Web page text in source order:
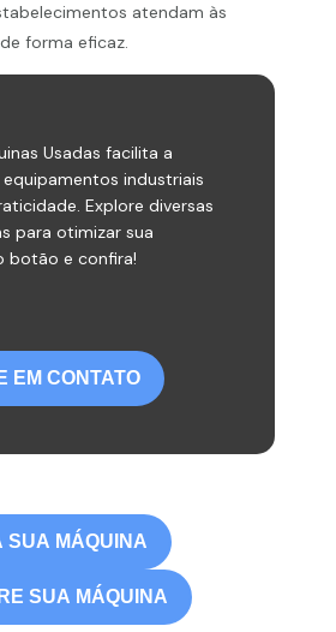
atendam às
forma eficaz.
Usadas facilita a
industriais
Explore diversas
para otimizar sua
botão e confira!
EM CONTATO
SUA MÁQUINA
SUA MÁQUINA